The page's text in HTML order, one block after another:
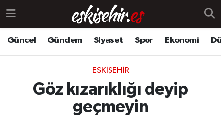
Güncel Gündem Siyaset Spor Ekonomi
ESKIŞEHIR
Göz kızarıklığı deyip
geçmeyin